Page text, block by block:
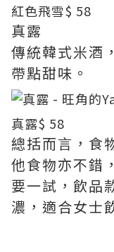
紅色飛雪$ 58
真露
傳統韓式米酒
帶點甜味。
真露$ 58
總括而言，食
他食物亦不錯
要一試，飲品
濃，適合女士